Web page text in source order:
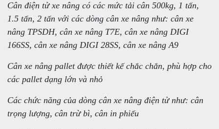
Cân điện tử xe nâng có các mức tải cân 500kg, 1 tấn,
1.5 tấn, 2 tấn với các dòng cân xe nâng như: cân xe
nâng TPSDH, cân xe nâng T7E, cân xe nâng DIGI
166SS, cân xe nâng DIGI 28SS, cân xe nâng A9
Cân xe nâng pallet được thiết kế chắc chắn, phù hợp cho
các pallet dạng lớn và nhỏ
Các chức năng của dòng cân xe nâng điện tử như: cân
trọng lượng, cân trừ bì, cân in phiếu